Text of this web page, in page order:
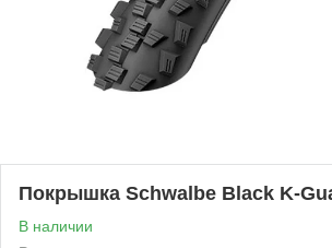
Покрышка Schwalbe Black K-
В наличии